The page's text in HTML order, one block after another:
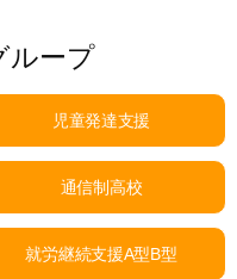
ループ
児童発達支援
通信制高校
就労継続支援A型B型